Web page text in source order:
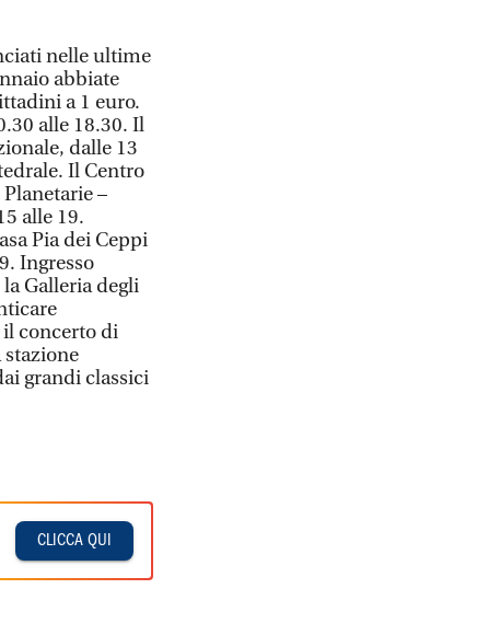
nelle ultime
abbiate
a 1 euro.
alle 18.30. Il
dalle 13
Il Centro
–
alle 19.
Pia dei Ceppi
Ingresso
Galleria degli
concerto di
stazione
grandi classici
CLICCA QUI